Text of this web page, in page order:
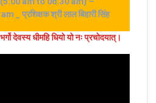
प्रशिक्षक श्री लाल बिहारी सिंह
देवस्य धीमहि धियो यो नः प्रचोदयात्‌।